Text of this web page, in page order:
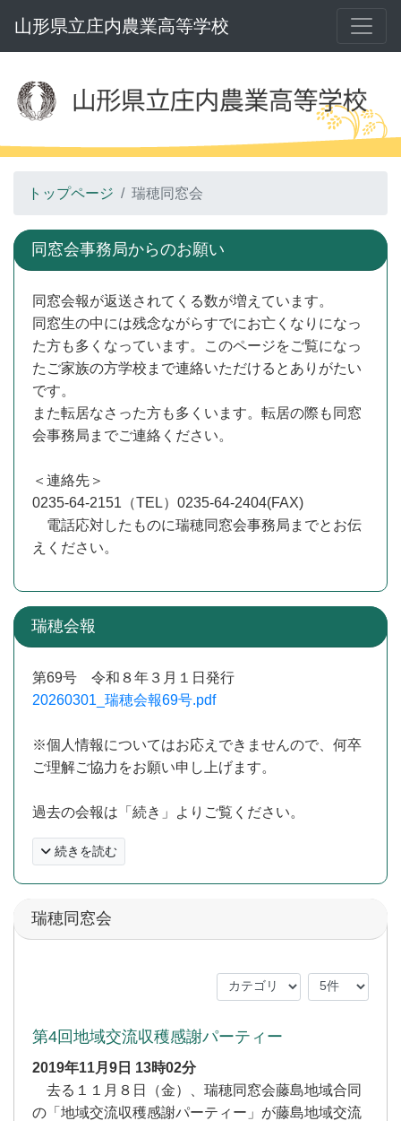
山形県立庄内農業高等学校
トップページ 瑞穂同窓会
同窓会事務局からのお願い
同窓会報が返送されてくる数が増えています。
同窓生の中には残念ながらすでにお亡くなりになっ
た方も多くなっています。このページをご覧になっ
たご家族の方学校まで連絡いただけるとありがたい
です。
また転居なさった方も多くいます。転居の際も同窓
会事務局までご連絡ください。
＜連絡先＞
0235-64-2151（TEL）0235-64-2404(FAX)
電話応対したものに瑞穂同窓会事務局までとお伝
えください。
瑞穂会報
第69号 令和８年３月１日発行
20260301_瑞穂会報69号.pdf
※個人情報についてはお応えできませんので、何卒
ご理解ご協力をお願い申し上げます。
過去の会報は「続き」よりご覧ください。
続きを読む
瑞穂同窓会
第4回地域交流収穫感謝パーティー
2019年11月9日 13時02分
去る１１月８日（金）、瑞穂同窓会藤島地域合同
の「地域交流収穫感謝パーティー」が藤島地域交流